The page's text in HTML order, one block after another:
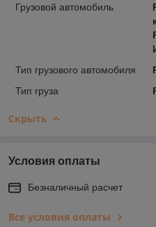
Грузовой автомобиль
Тип грузового автомобиля
Тип груза
Скрыть
Условия оплаты
Безналичный расчет
Все условия оплаты